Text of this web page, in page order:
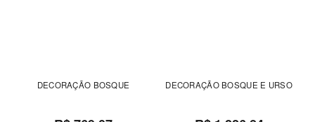
DECORAÇÃO BOSQUE DECORAÇÃO BOSQUE E URSO